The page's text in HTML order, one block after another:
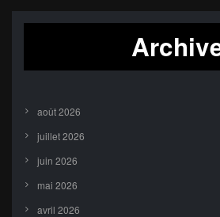
août 2026
juillet 2026
juin 2026
mai 2026
avril 2026